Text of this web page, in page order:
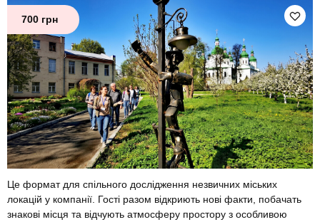
700 грн
Це формат для спільного дослідження незвичних міських
локацій у компанії. Гості разом відкриють нові факти, побачать
знакові місця та відчують атмосферу простору з особливою